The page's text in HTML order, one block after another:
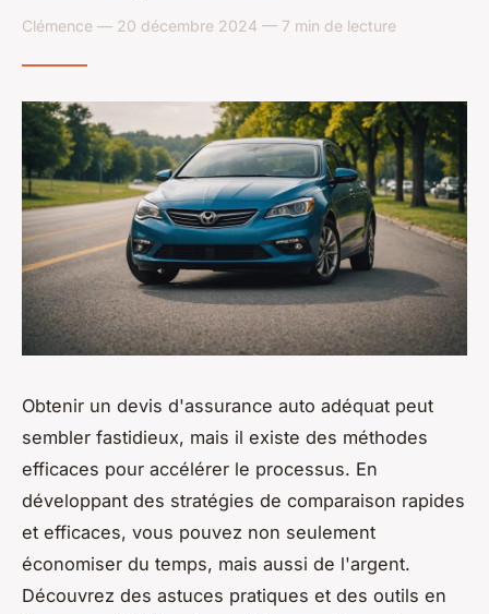
Clémence — 20 décembre 2024 — 7 min de lecture
Obtenir un devis d'assurance auto adéquat peut
sembler fastidieux, mais il existe des méthodes
efficaces pour accélérer le processus. En
développant des stratégies de comparaison rapides
et efficaces, vous pouvez non seulement
économiser du temps, mais aussi de l'argent.
Découvrez des astuces pratiques et des outils en